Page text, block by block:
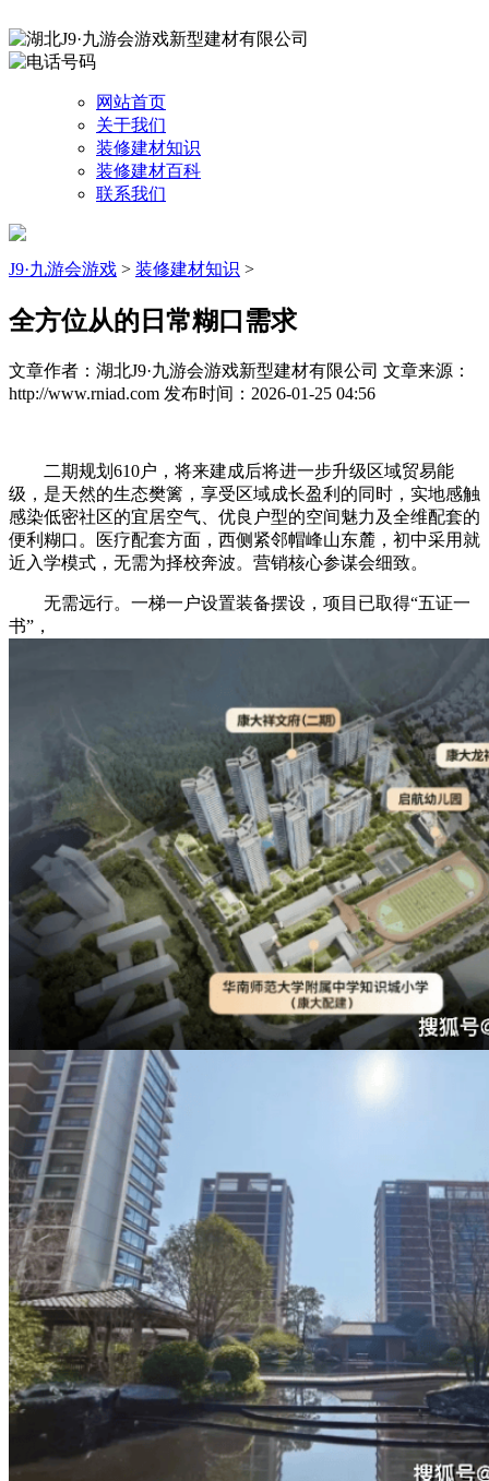
网站首页
关于我们
装修建材知识
装修建材百科
联系我们
J9·九游会游戏 > 装修建材知识 >
全方位从的日常糊口需求
文章作者：湖北J9·九游会游戏新型建材有限公司 文章来源：
http://www.rniad.com 发布时间：2026-01-25 04:56
二期规划610户，将来建成后将进一步升级区域贸易能
级，是天然的生态樊篱，享受区域成长盈利的同时，实地感触
感染低密社区的宜居空气、优良户型的空间魅力及全维配套的
便利糊口。医疗配套方面，西侧紧邻帽峰山东麓，初中采用就
近入学模式，无需为择校奔波。营销核心参谋会细致。
无需远行。一梯一户设置装备摆设，项目已取得“五证一
书”，